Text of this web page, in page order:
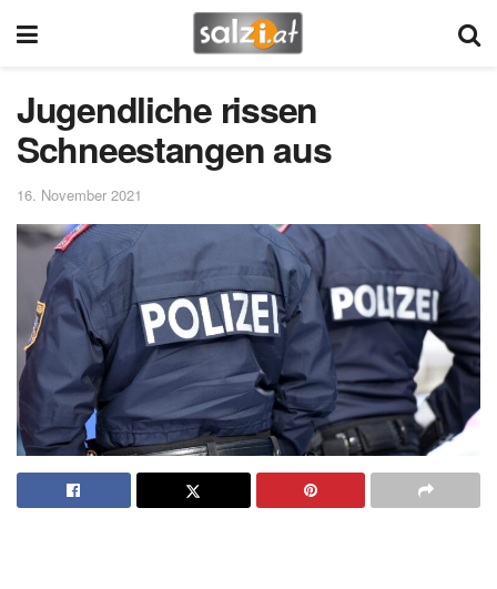
Jugendliche rissen
Schneestangen aus
16. November 2021